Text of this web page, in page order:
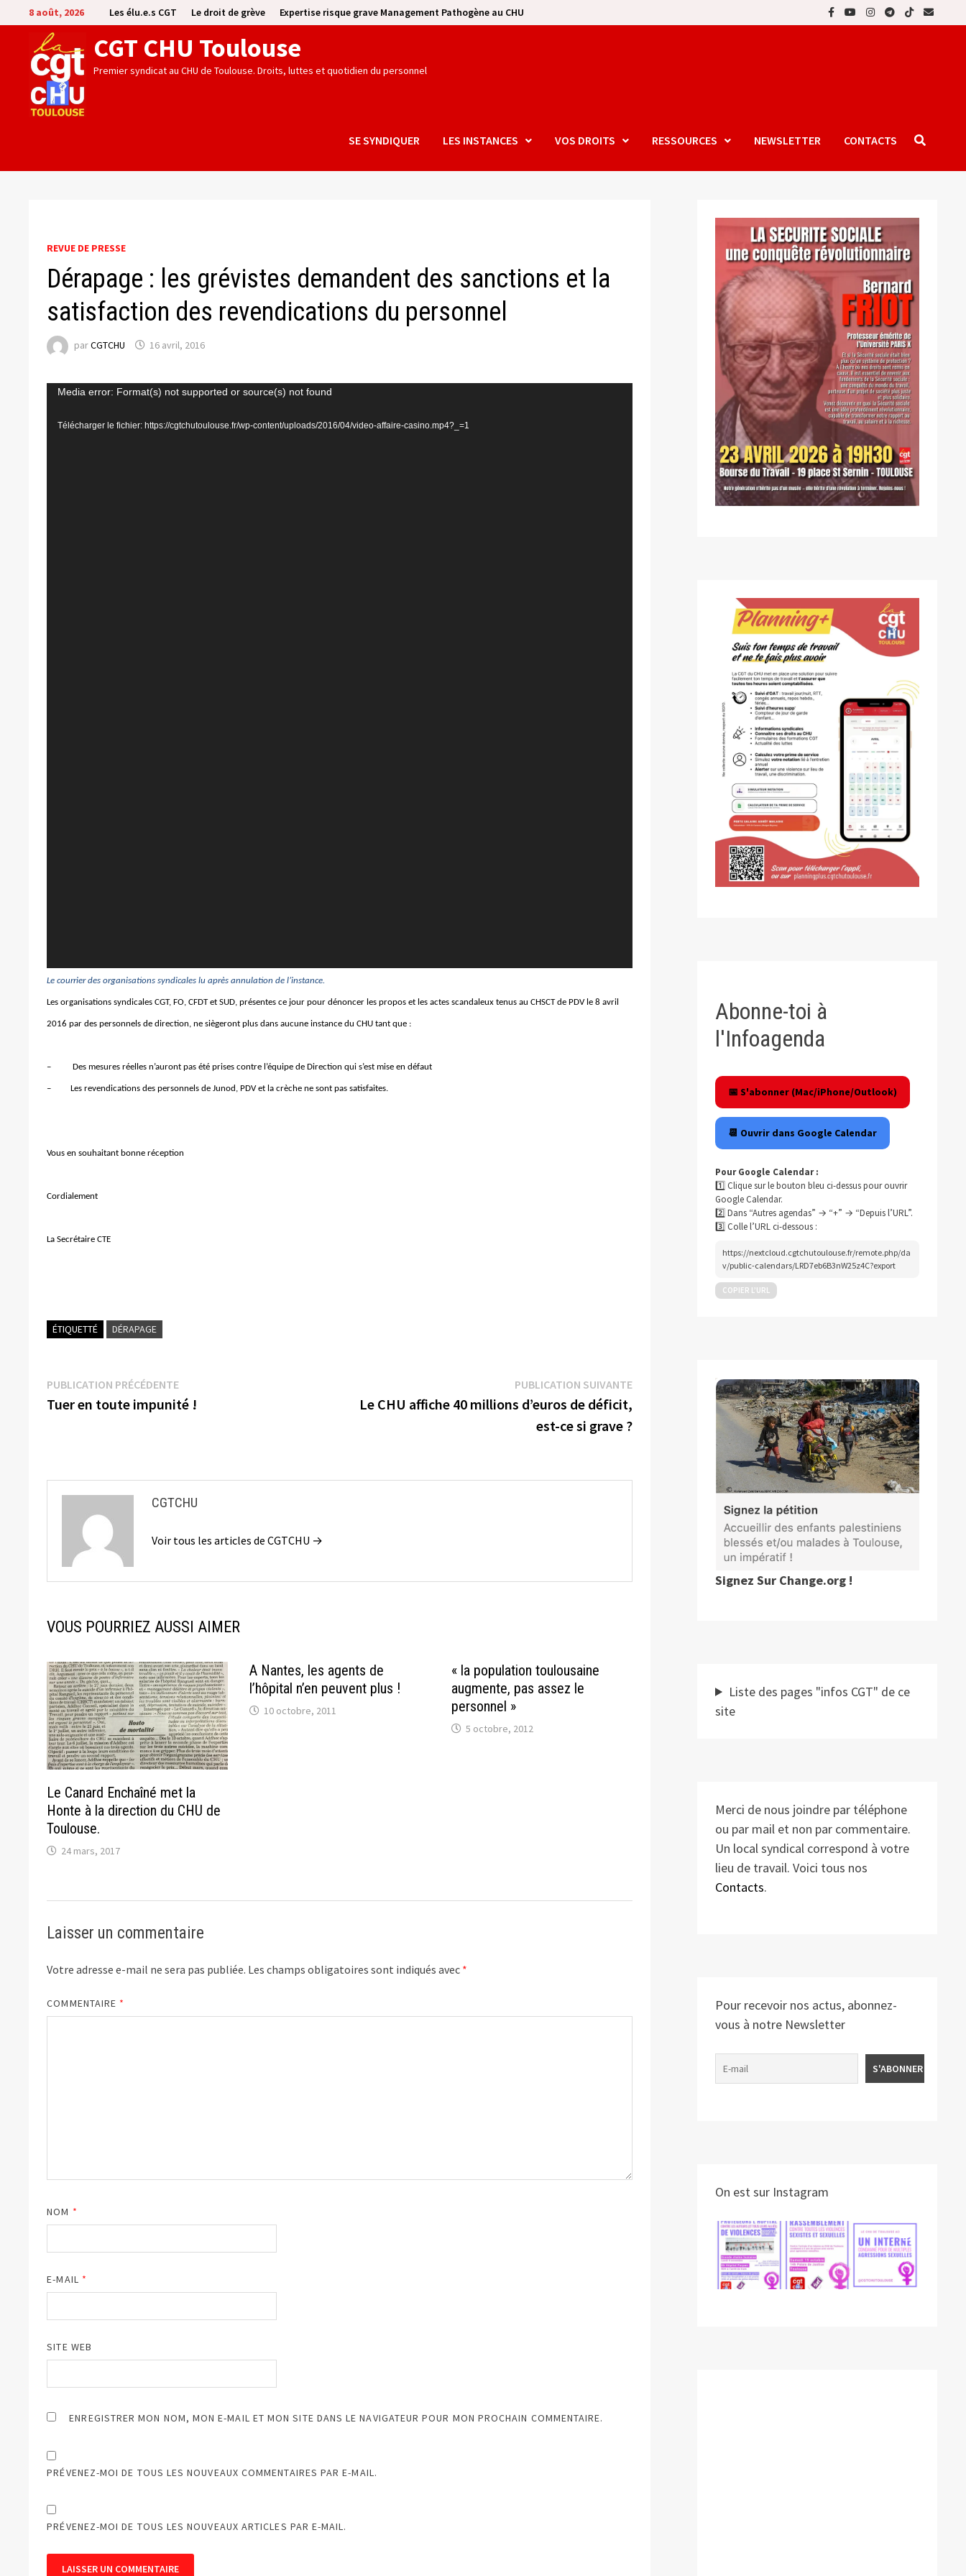
Passer
au
contenu
8 août, 2026 Les élu.e.s CGT Le droit de grève Expertise risque grave Management Pathogène au CHU
CGT CHU Toulouse
Premier syndicat au CHU de Toulouse. Droits, luttes et quotidien du personnel
SE SYNDIQUER LES INSTANCES VOS DROITS RESSOURCES NEWSLETTER CONTACTS
REVUE DE PRESSE
Dérapage : les grévistes demandent des sanctions et la
satisfaction des revendications du personnel
parCGTCHU 16 avril, 2016
Lecteur
Media error: Format(s) not supported or source(s) not found
Télécharger le fichier: https://cgtchutoulouse.fr/wp-content/uploads/2016/04/video-affaire-casino.mp4?_=1
Le courrier des organisations syndicales lu après annulation de l’instance.
Les organisations syndicales CGT, FO, CFDT et SUD, présentes ce jour pour dénoncer les propos et les actes scandaleux tenus au CHSCT de PDV le 8 avril
2016 par des personnels de direction, ne siègeront plus dans aucune instance du CHU tant que :
– Des mesures réelles n’auront pas été prises contre l’équipe de Direction qui s’est mise en défaut
– Les revendications des personnels de Junod, PDV et la crèche ne sont pas satisfaites.
Vous en souhaitant bonne réception
Cordialement
La Secrétaire CTE
ÉTIQUETTÉ DÉRAPAGE
Navigation
de
PUBLICATION PRÉCÉDENTEPublication
précédente :
Tuer en toute impunité !
PUBLICATION SUIVANTEPublication
Le CHU affiche 40 millions d’euros de déficit,
est-ce si grave ?
CGTCHU
Voir tous les articles de CGTCHU →
VOUS POURRIEZ AUSSI AIMER
Le Canard Enchaîné met la
Honte à la direction du CHU de
Toulouse.
24 mars, 2017
A Nantes, les agents de
l’hôpital n’en peuvent plus !
10 octobre, 2011
« la population toulousaine
augmente, pas assez le
personnel »
5 octobre, 2012
Laisser un commentaire
Votre adresse e-mail ne sera pas publiée. Les champs obligatoires sont indiqués avec *
COMMENTAIRE *
NOM *
E-MAIL *
SITE WEB
ENREGISTRER MON NOM, MON E-MAIL ET MON SITE DANS LE NAVIGATEUR POUR MON PROCHAIN COMMENTAIRE.
PRÉVENEZ-MOI DE TOUS LES NOUVEAUX COMMENTAIRES PAR E-MAIL.
PRÉVENEZ-MOI DE TOUS LES NOUVEAUX ARTICLES PAR E-MAIL.
Abonne-toi à
l'Infoagenda
📅 S'abonner (Mac/iPhone/Outlook)
📆 Ouvrir dans Google Calendar
Pour Google Calendar :
1️⃣ Clique sur le bouton bleu ci-dessus pour ouvrir
Google Calendar.
2️⃣ Dans “Autres agendas” → “+” → “Depuis l’URL”.
3️⃣ Colle l’URL ci-dessous :
https://nextcloud.cgtchutoulouse.fr/remote.php/da
v/public-calendars/LRD7eb6B3nW25z4C?export
COPIER L’URL
Signez Sur Change.org !
Liste des pages "infos CGT" de ce
site
Merci de nous joindre par téléphone
ou par mail et non par commentaire.
Un local syndical correspond à votre
lieu de travail. Voici tous nos
Contacts.
Pour recevoir nos actus, abonnez-
vous à notre Newsletter
On est sur Instagram